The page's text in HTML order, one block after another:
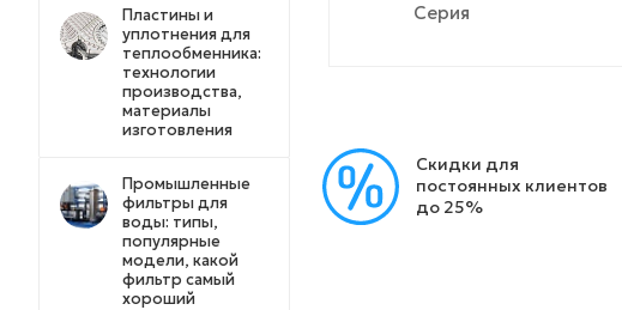
Серия
Скидки для
постоянных клиентов
до 25%
Пластины и
уплотнения для
теплообменника:
технологии
производства,
материалы
изготовления
Промышленные
фильтры для
воды: типы,
популярные
модели, какой
фильтр самый
хороший